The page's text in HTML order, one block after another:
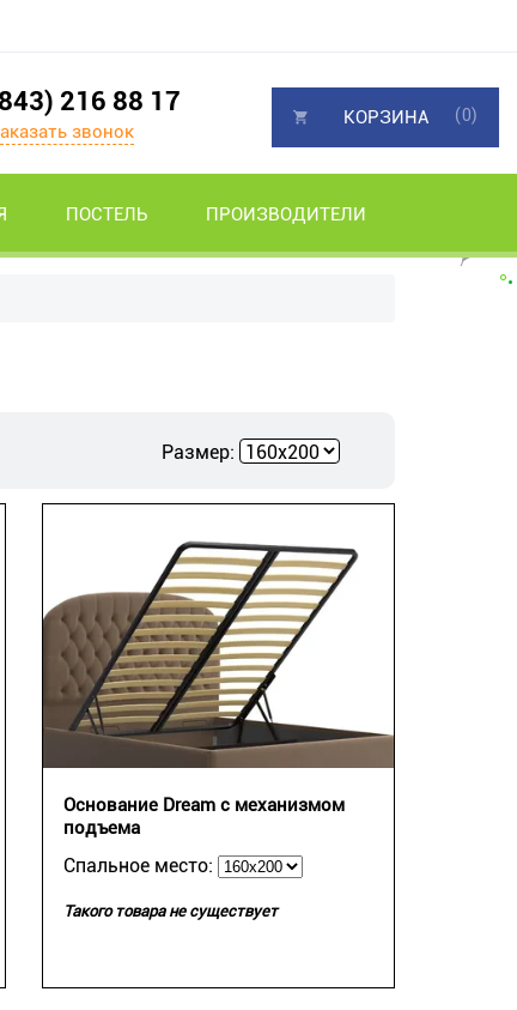
216 88 17
звонок
ПОСТЕЛЬ ПРОИЗВОДИТЕЛИ
КОРЗИНА (0)
Размер:
Основание Dream c механизмом
подъема
Спальное место:
Такого товара не существует